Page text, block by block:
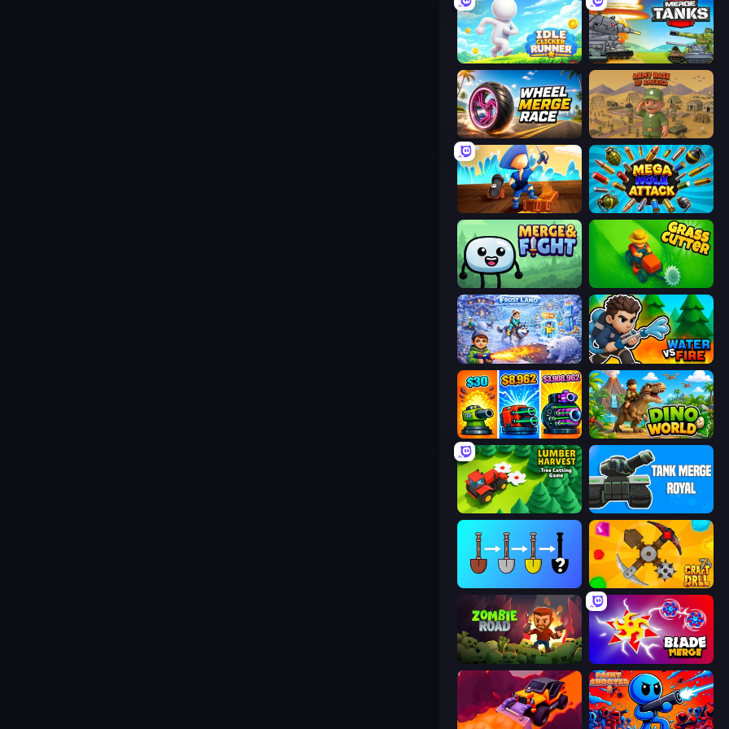
Idle Clicker Runner Merge Master Tanks: Tank Wars
Wheel Merge Race Army Base Of America
Captains Idle Mega Hole Attack
Merge & Fight
Frost Land - Snow Survival Water vs Fire
Pumpkin Defense: Merge Cannon Dino World
Lumber Harvest: Tree Cutting Game Tank Merge Royal
Craft Drill
Zombie Road Blade Merge